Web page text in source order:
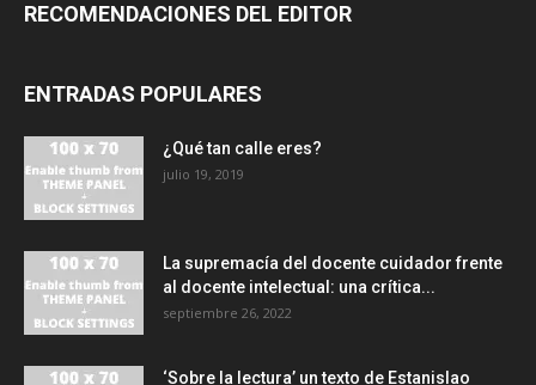
RECOMENDACIONES DEL EDITOR
ENTRADAS POPULARES
¿Qué tan calle eres?
julio 19, 2019
La supremacía del docente cuidador frente
al docente intelectual: una crítica...
septiembre 26, 2022
‘Sobre la lectura’ un texto de Estanislao